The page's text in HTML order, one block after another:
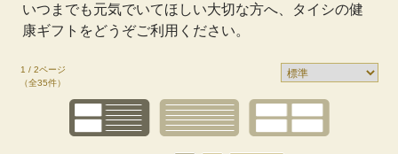
いつまでも元気でいてほしい大切な方へ、タイシの健
康ギフトをどうぞご利用ください。
1 / 2ページ
（全35件）